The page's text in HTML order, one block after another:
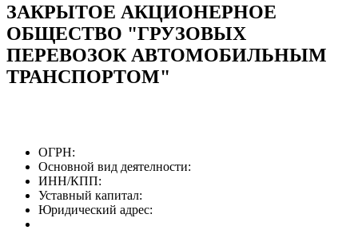
ЗАКРЫТОЕ АКЦИОНЕРНОЕ
ОБЩЕСТВО "ГРУЗОВЫХ
ПЕРЕВОЗОК АВТОМОБИЛЬНЫМ
ТРАНСПОРТОМ"
ОГРН:
Основной вид деятелности:
ИНН/КПП:
Уставный капитал:
Юридический адрес: